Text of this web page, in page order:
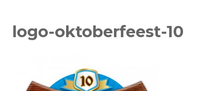
logo-oktoberfeest-10